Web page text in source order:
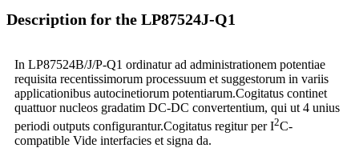
Description for the LP87524J-Q1
In LP87524B/J/P-Q1 ordinatur ad administrationem potentiae
requisita recentissimorum processuum et suggestorum in variis
applicationibus autocinetiorum potentiarum.Cogitatus continet
quattuor nucleos gradatim DC-DC convertentium, qui ut 4 unius
periodi outputs configurantur.Cogitatus regitur per I2C-
compatible Vide interfacies et signa da.